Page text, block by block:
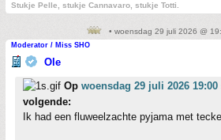
Stukje Pelle, stukje Cannavaro, stukje Totti.
• woensdag 29 juli 2026 @
Moderator / Miss SHO
Ole
Op woensdag 29 juli 2026 19:00
volgende:
Ik had een fluweelzachte pyjama met